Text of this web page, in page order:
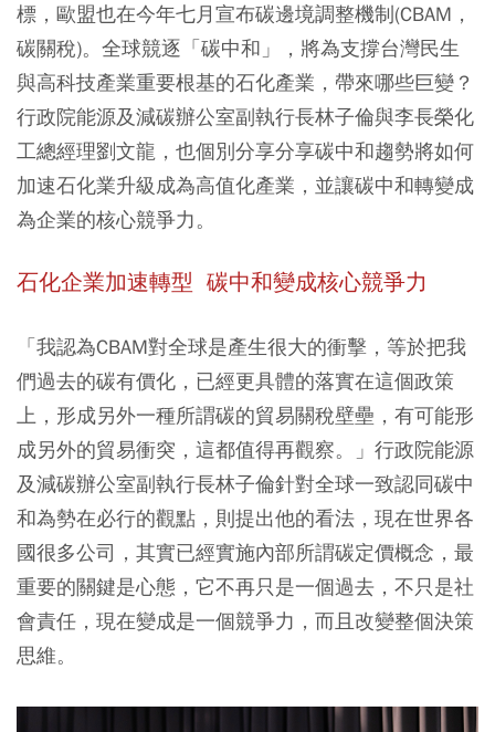
標，歐盟也在今年七月宣布碳邊境調整機制(CBAM，
碳關稅)。全球競逐「碳中和」，將為支撐台灣民生
與高科技產業重要根基的石化產業，帶來哪些巨變？
行政院能源及減碳辦公室副執行長林子倫與李長榮化
工總經理劉文龍，也個別分享分享碳中和趨勢將如何
加速石化業升級成為高值化產業，並讓碳中和轉變成
為企業的核心競爭力。
石化企業加速轉型 碳中和變成核心競爭力
「我認為CBAM對全球是產生很大的衝擊，等於把我
們過去的碳有價化，已經更具體的落實在這個政策
上，形成另外一種所謂碳的貿易關稅壁壘，有可能形
成另外的貿易衝突，這都值得再觀察。」行政院能源
及減碳辦公室副執行長林子倫針對全球一致認同碳中
和為勢在必行的觀點，則提出他的看法，現在世界各
國很多公司，其實已經實施內部所謂碳定價概念，最
重要的關鍵是心態，它不再只是一個過去，不只是社
會責任，現在變成是一個競爭力，而且改變整個決策
思維。